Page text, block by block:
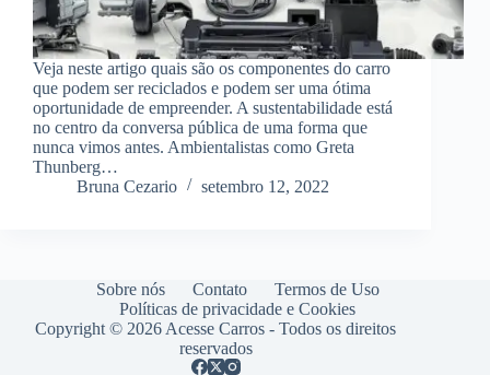
Veja neste artigo quais são os componentes do carro
que podem ser reciclados e podem ser uma ótima
oportunidade de empreender. A sustentabilidade está
no centro da conversa pública de uma forma que
nunca vimos antes. Ambientalistas como Greta
Thunberg…
Bruna Cezario
setembro 12, 2022
Sobre nós Contato
Termos de Uso
Políticas de privacidade e Cookies
Copyright © 2026 Acesse Carros - Todos os direitos
reservados